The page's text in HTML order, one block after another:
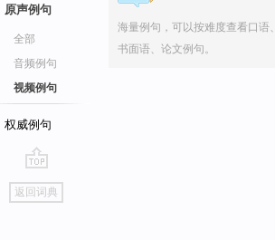
原声例句
全部
音频例句
视频例句
权威例句
go
top
返回词典
海量例句，可以按难度查看口语、
书面语、论文例句。